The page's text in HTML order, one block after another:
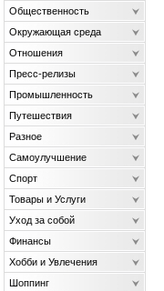
Общественность
Окружающая среда
Отношения
Пресс-релизы
Промышленность
Путешествия
Разное
Самоулучшение
Спорт
Товары и Услуги
Уход за собой
Финансы
Хобби и Увлечения
Шоппинг